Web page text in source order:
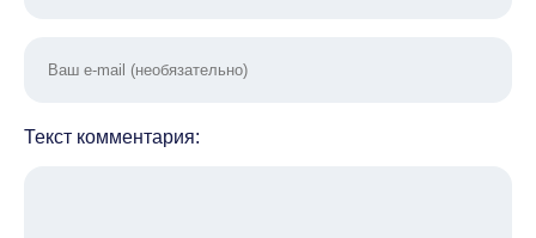
Текст комментария: